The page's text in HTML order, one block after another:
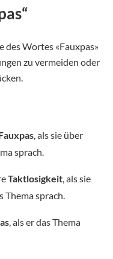
des Wortes «Fauxpas»
zu vermeiden oder
, als sie über
sprach.
Taktlosigkeit, als sie
Thema sprach.
, als er das Thema